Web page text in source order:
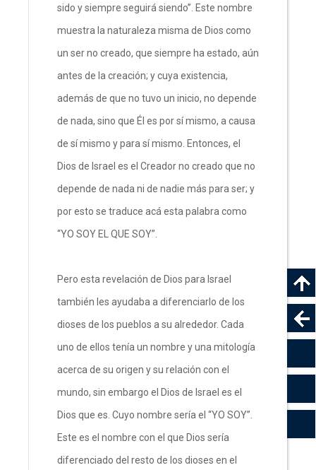
sido y siempre seguirá siendo”. Este nombre
muestra la naturaleza misma de Dios como
un ser no creado, que siempre ha estado, aún
antes de la creación; y cuya existencia,
además de que no tuvo un inicio, no depende
de nada, sino que Él es por sí mismo, a causa
de sí mismo y para sí mismo. Entonces, el
Dios de Israel es el Creador no creado que no
depende de nada ni de nadie más para ser; y
por esto se traduce acá esta palabra como
“YO SOY EL QUE SOY”.
Pero esta revelación de Dios para Israel
también les ayudaba a diferenciarlo de los
dioses de los pueblos a su alrededor. Cada
uno de ellos tenía un nombre y una mitología
acerca de su origen y su relación con el
mundo, sin embargo el Dios de Israel es el
Dios que es. Cuyo nombre sería el “YO SOY”.
Este es el nombre con el que Dios sería
diferenciado del resto de los dioses en el